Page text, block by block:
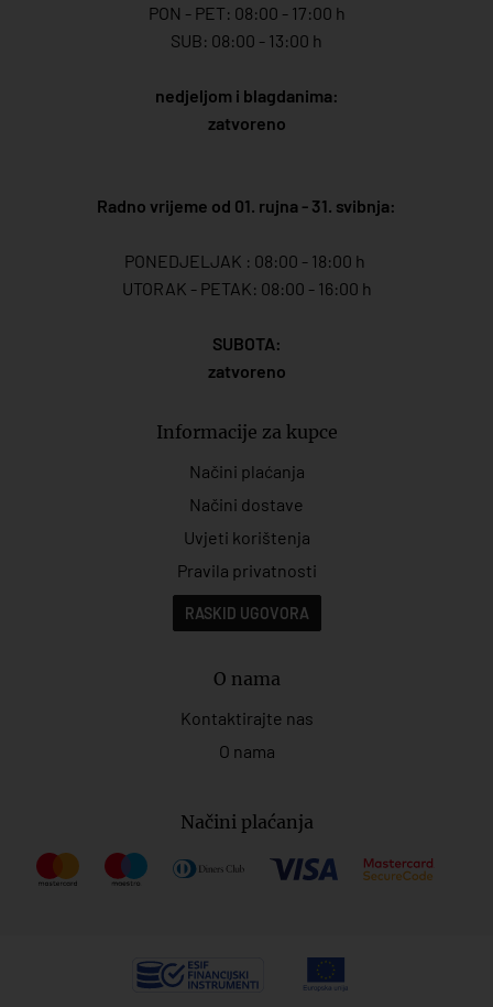
PON - PET: 08:00 - 17:00 h
SUB: 08:00 - 13:00 h
nedjeljom i blagdanima:
zatvoreno
Radno vrijeme od 01. rujna - 31. svibnja:
PONEDJELJAK : 08:00 - 18:00 h
UTORAK - PETAK: 08:00 - 16:00 h
SUBOTA:
zatvoreno
Informacije za kupce
Načini plaćanja
Načini dostave
Uvjeti korištenja
Pravila privatnosti
RASKID UGOVORA
O nama
Kontaktirajte nas
O nama
Načini plaćanja